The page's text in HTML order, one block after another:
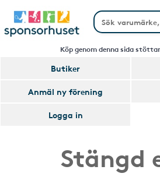
Köp genom denna sida
Butiker
Anmäl ny förening
Logga in
Stängd